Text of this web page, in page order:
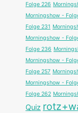
Folge 226
Morningshow -
Folge 231
Morningshow -
Folge 236
Morningshow -
Folge 257
Morningshow -
Folge 262
Quiz